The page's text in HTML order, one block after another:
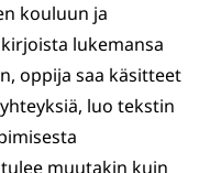
kouluun ja
lukemansa
oppija saa käsitteet
luo tekstin
muutakin kuin